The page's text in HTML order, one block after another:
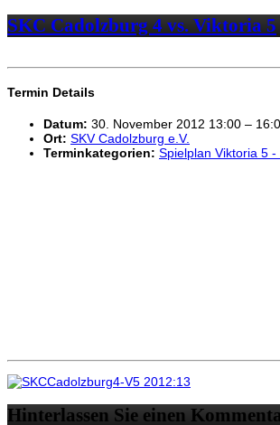
SKC Cadolzburg 4 vs. Viktoria 5
Termin Details
Datum: 30. November 2012 13:00 –
Ort: SKV Cadolzburg e.V.
Terminkategorien: Spielplan Viktoria 5
Hinterlassen Sie einen